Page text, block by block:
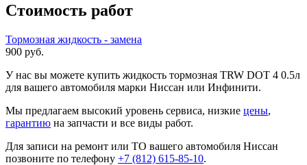
Стоимость работ
Тормозная жидкость - замена
900 руб.
У нас вы можете купить жидкость тормозная TRW DOT 4 0.5л
для вашего автомобиля марки Ниссан или Инфинити.
Мы предлагаем высокий уровень сервиса, низкие цены,
гарантию на запчасти и все виды работ.
Для записи на ремонт или ТО вашего автомобиля Ниссан
позвоните по телефону +7 (812) 615-85-10.